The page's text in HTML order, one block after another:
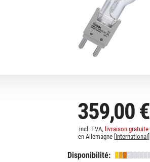
359,00 €
incl. TVA, livraison gratuite
en Allemagne [ International
Disponibilité: